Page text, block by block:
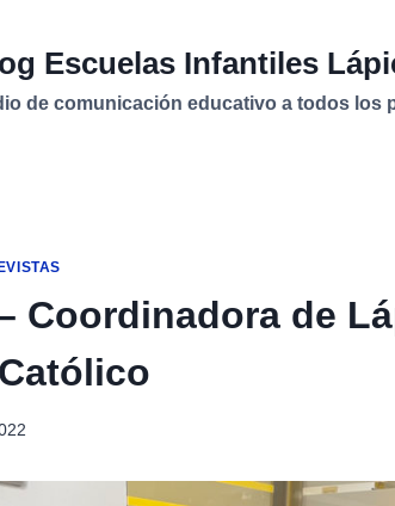
Escuelas Infantiles
de comunicación educativo a todos los
Coordinadora de